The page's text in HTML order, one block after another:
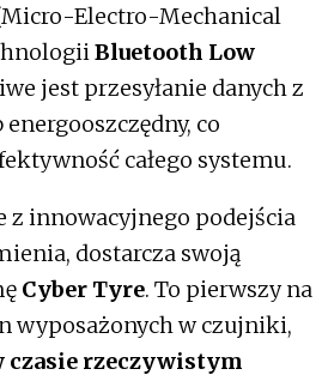
Electro-Mechanical
Bluetooth Low
jest przesyłanie danych z
co
całego systemu.
z innowacyjnego podejścia
dostarcza swoją
Cyber Tyre. To pierwszy na
wyposażonych w czujniki,
czasie rzeczywistym